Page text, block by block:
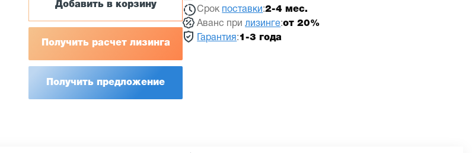
Добавить в корзину
Получить расчет лизинга
Получить предложение
Срок поставки :2-4 мес.
Аванс прилизинге:от 20%
Гарантия :1-3 года